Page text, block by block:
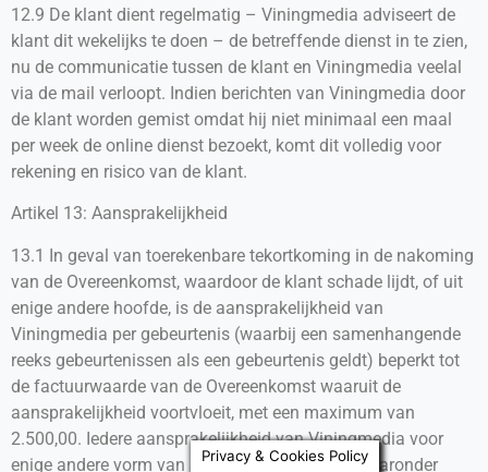
12.9 De klant dient regelmatig – Viningmedia adviseert de
klant dit wekelijks te doen – de betreffende dienst in te zien,
nu de communicatie tussen de klant en Viningmedia veelal
via de mail verloopt. Indien berichten van Viningmedia door
de klant worden gemist omdat hij niet minimaal een maal
per week de online dienst bezoekt, komt dit volledig voor
rekening en risico van de klant.
Artikel 13: Aansprakelijkheid
13.1 In geval van toerekenbare tekortkoming in de nakoming
van de Overeenkomst, waardoor de klant schade lijdt, of uit
enige andere hoofde, is de aansprakelijkheid van
Viningmedia per gebeurtenis (waarbij een samenhangende
reeks gebeurtenissen als een gebeurtenis geldt) beperkt tot
de factuurwaarde van de Overeenkomst waaruit de
aansprakelijkheid voortvloeit, met een maximum van
2.500,00. Iedere aansprakelijkheid van Viningmedia voor
enige andere vorm van schade is uitgesloten, daaronder
Privacy & Cookies Policy